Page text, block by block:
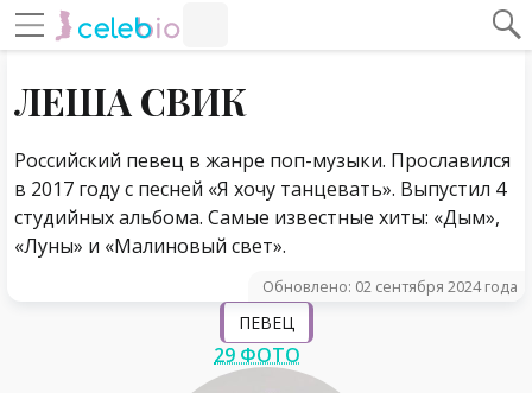
Навигация по сайту
ЛЕША СВИК
Российский певец в жанре поп-музыки. Прославился
в 2017 году с песней «Я хочу танцевать». Выпустил 4
студийных альбома. Самые известные хиты: «Дым»,
«Луны» и «Малиновый свет».
Обновлено: 02 сентября 2024 года
ПЕВЕЦ
29 ФОТО